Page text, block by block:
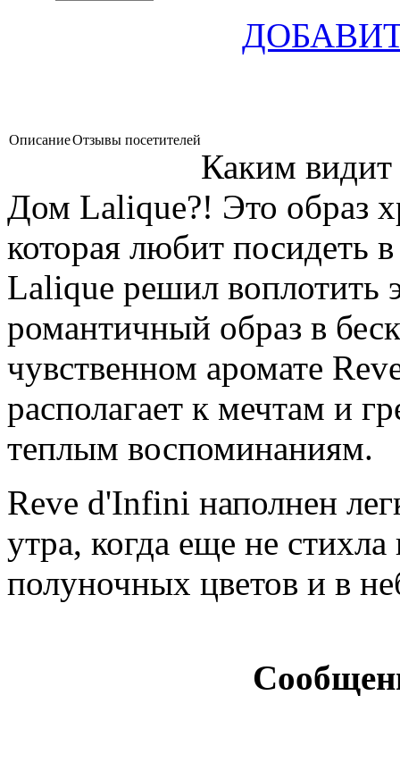
ОписаниеОтзывы посетителей
Каким видит
Дом Lalique?! Это образ
которая любит посидеть
Lalique решил воплотить
романтичный образ в
чувственном аромате
располагает к мечтам и
теплым воспоминаниям.
Reve d'Infini наполнен
утра, когда еще не
полуночных цветов и в